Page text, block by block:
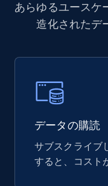
Sephora products
eCommerce
878+
あらゆるユースケ
造化されたデ
データの購読
サブスクライブ
すると、コスト